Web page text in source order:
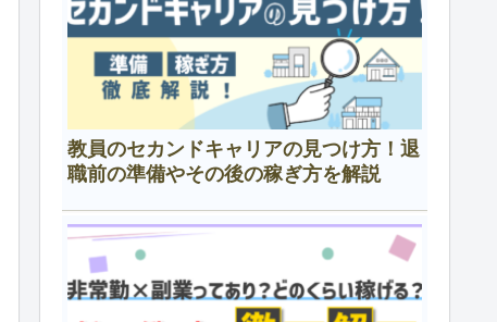
教員のセカンドキャリアの見つけ方！退
職前の準備やその後の稼ぎ方を解説